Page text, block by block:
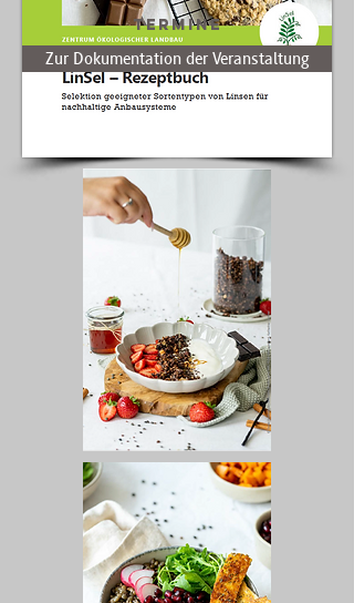
Termine
Zur Dokumentation der Veranstaltung